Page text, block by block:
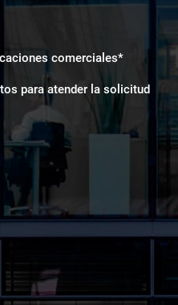
comerciales*
para atender la solicitud